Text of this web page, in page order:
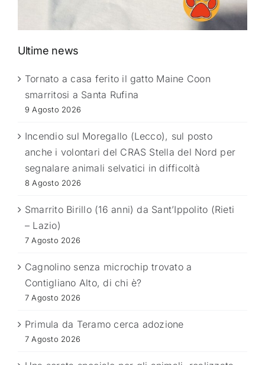
Ultime news
Tornato a casa ferito il gatto Maine Coon
smarritosi a Santa Rufina
9 Agosto 2026
Incendio sul Moregallo (Lecco), sul posto
anche i volontari del CRAS Stella del Nord per
segnalare animali selvatici in difficoltà
8 Agosto 2026
Smarrito Birillo (16 anni) da Sant’Ippolito (Rieti
– Lazio)
7 Agosto 2026
Cagnolino senza microchip trovato a
Contigliano Alto, di chi è?
7 Agosto 2026
Primula da Teramo cerca adozione
7 Agosto 2026